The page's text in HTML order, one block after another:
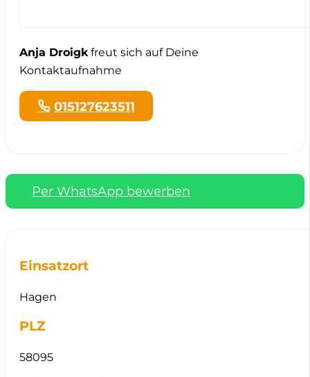
Anja Droigkfreut sich auf Deine
Kontaktaufnahme
015127623511
Per WhatsApp bewerben
Einsatzort
Hagen
PLZ
58095